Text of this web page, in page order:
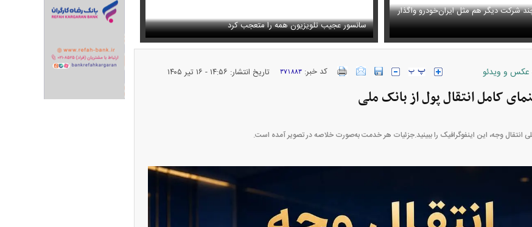
شرکت دیگر هم مثل ایران‌خودرو واگذار
حمله خلبانان ایرانی به پایگاه آمریکا بدون GPS
فیلم/ پزشکیان: اگر ارز ترجیحی را حذف
پیش می‌آمد
نوه ناصرالدین شاه در لباس دامادی سانسور عجیب تلویزیون همه را متعجب کرد استایل جدید صابر ابر در فضای مجازی
عکس و ویدئو کد خبر:۳۷۱۸۸۳ تاریخ انتشار: ۱۴:۵۶ - ۱۶ تير ۱۴۰۵
کامل انتقال پول از بانک ملی
انتقال وجه، این اینفوگرافیک را ببینید.جزئیات هر خدمت به‌صورت خلاصه در تصویر آمده است.
+ جدول قیمت خودرو‌های ایران خودرو + جدول